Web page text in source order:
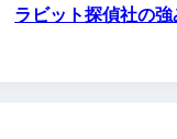
ラビット探偵社の強